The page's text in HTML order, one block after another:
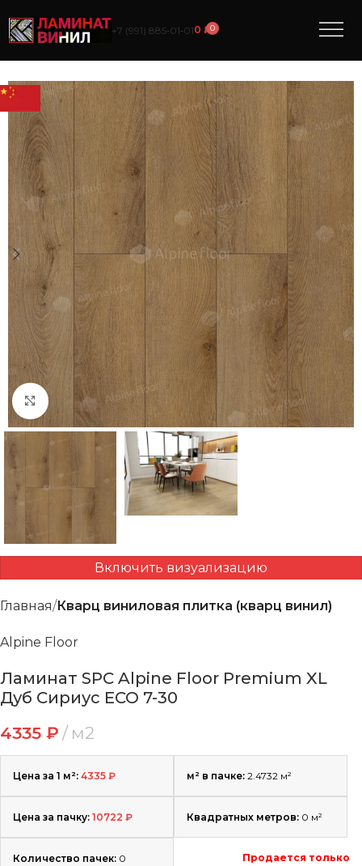
+7 (991) 885‑01‑010₽0
Нажмите, чтобы увеличить
Включить визуализацию
Главная Кварц виниловая плитка (кварц винил)
Alpine Floor
Ламинат SPC Alpine Floor Premium XL
Дуб Сириус ECO 7-30
4335 ₽ м2
Цена за 1 м²: 4335 ₽ м² в пачке: 2.4732 м²
Цена за пачку: 10722 ₽ Квадратных метров: 0 м²
Количество пачек: 0
Продается только